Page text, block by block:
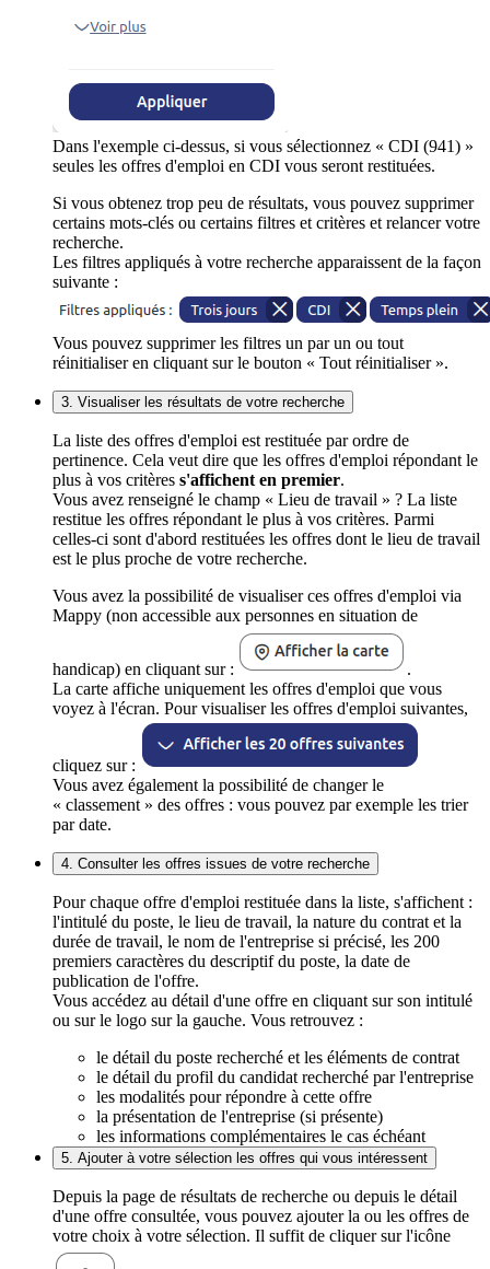
Dans l'exemple ci-dessus, si vous sélectionnez « CDI (941) »
seules les offres d'emploi en CDI vous seront restituées.
Si vous obtenez trop peu de résultats, vous pouvez supprimer
certains mots-clés ou certains filtres et critères et relancer votre
recherche.
Les filtres appliqués à votre recherche apparaissent de la façon
suivante :
Vous pouvez supprimer les filtres un par un ou tout
réinitialiser en cliquant sur le bouton « Tout réinitialiser ».
3. Visualiser les résultats de votre recherche
La liste des offres d'emploi est restituée par ordre de
pertinence. Cela veut dire que les offres d'emploi répondant le
plus à vos critères s'affichent en premier.
Vous avez renseigné le champ « Lieu de travail » ? La liste
restitue les offres répondant le plus à vos critères. Parmi
celles-ci sont d'abord restituées les offres dont le lieu de travail
est le plus proche de votre recherche.
Vous avez la possibilité de visualiser ces offres d'emploi via
Mappy (non accessible aux personnes en situation de
handicap) en cliquant sur :
.
La carte affiche uniquement les offres d'emploi que vous
voyez à l'écran. Pour visualiser les offres d'emploi suivantes,
cliquez sur :
Vous avez également la possibilité de changer le
« classement » des offres : vous pouvez par exemple les trier
par date.
4. Consulter les offres issues de votre recherche
Pour chaque offre d'emploi restituée dans la liste, s'affichent :
l'intitulé du poste, le lieu de travail, la nature du contrat et la
durée de travail, le nom de l'entreprise si précisé, les 200
premiers caractères du descriptif du poste, la date de
publication de l'offre.
Vous accédez au détail d'une offre en cliquant sur son intitulé
ou sur le logo sur la gauche. Vous retrouvez :
le détail du poste recherché et les éléments de contrat
le détail du profil du candidat recherché par l'entreprise
les modalités pour répondre à cette offre
la présentation de l'entreprise (si présente)
les informations complémentaires le cas échéant
5. Ajouter à votre sélection les offres qui vous intéressent
Depuis la page de résultats de recherche ou depuis le détail
d'une offre consultée, vous pouvez ajouter la ou les offres de
votre choix à votre sélection. Il suffit de cliquer sur l'icône